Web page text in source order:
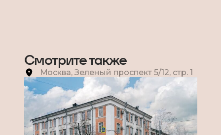
Смотрите также
Москва, Зеленый проспект 5/12, стр. 1